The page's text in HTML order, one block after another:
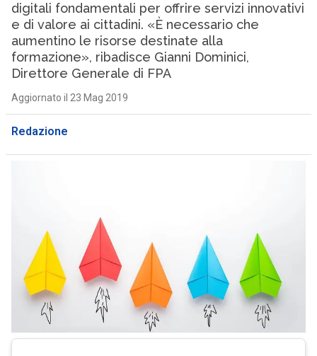
digitali fondamentali per offrire servizi innovativi
e di valore ai cittadini. «È necessario che
aumentino le risorse destinate alla
formazione», ribadisce Gianni Dominici,
Direttore Generale di FPA
Aggiornato il 23 Mag 2019
Redazione